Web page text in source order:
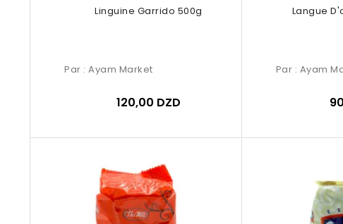
Linguine Garrido 500g
Par : Ayam Market
120,00 DZD
Langue
Par : Ayam